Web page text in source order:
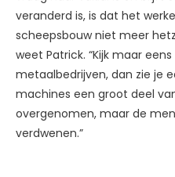
veranderd is, is dat het
scheepsbouw niet meer
weet Patrick. “Kijk maar
metaalbedrijven, dan zie je
machines een groot deel
overgenomen, maar de
verdwenen.”